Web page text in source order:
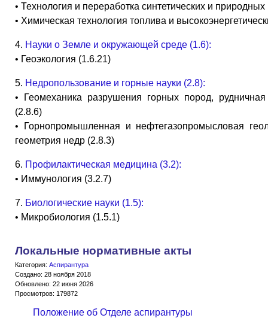
• Технология и переработка синтетических и
• Химическая технология топлива и
4. Науки о Земле и окружающей среде (1.6):
• Геоэкология (1.6.21)
5. Недропользование и горные науки (2.8):
• Геомеханика разрушения горных пород,
(2.8.6)
• Горнопромышленная и нефтегазопромысловая
геометрия недр (2.8.3)
6. Профилактическая медицина (3.2):
• Иммунология (3.2.7)
7. Биологические науки (1.5):
• Микробиология (1.5.1)
Локальные нормативные акты
Категория: Аспирантура
Создано: 28 ноября 2018
Обновлено: 22 июня 2026
Просмотров: 179872
Положение об Отделе аспирантуры